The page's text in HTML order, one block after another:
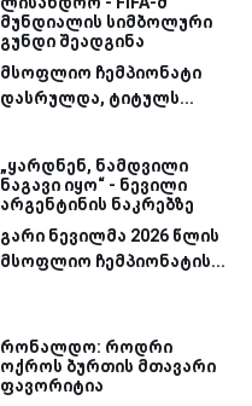
მუნდიალის სიმბოლური
გუნდი შეადგინა
მსოფლიო ჩემპიონატი
დასრულდა, ტიტულს...
„ყარდნენ, ნამდვილი
ნაგავი იყო“ - ნევილი
არგენტინის ნაკრებზე
გარი ნევილმა 2026 წლის
მსოფლიო ჩემპიონატის...
რონალდო: როდრი
ოქროს ბურთის მთავარი
ფავორიტია